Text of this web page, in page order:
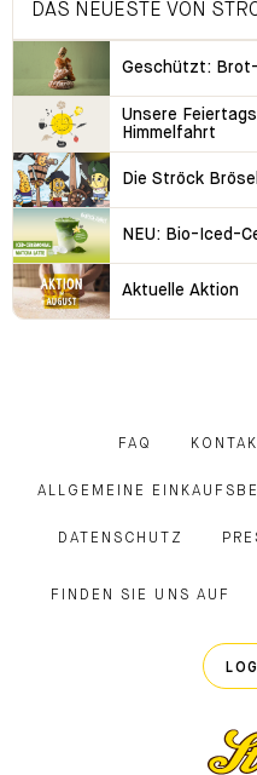
DAS NEUESTE VON
Geschützt: Brot-
Unsere
Himmelfahrt
Die Ströck
NEU: Bio-Iced-
Aktuelle Aktion
FAQ
ALLGEMEINE
DATENSCHUTZ
FINDEN SIE UNS AUF